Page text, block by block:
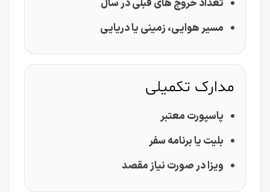
تعداد خروج های قبلی در سال
مسیر هوایی، زمینی یا دریایی
مدارک تکمیلی
پاسپورت معتبر
بلیت یا برنامه سفر
ویزا در صورت نیاز مقصد